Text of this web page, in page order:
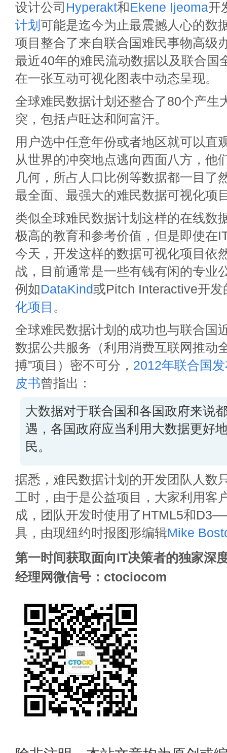
设计公司 Hyperakt和Ekene Ijeoma开
计划 可能是迄今为止最震撼人心的数
项目整合了来自联合国难民事物高级
最近40年的难民流动数据以及联合国
在一张互动可视化图表中动态呈现。
全球难民数据计划还整合了80个产生
突，包括卢旺达和阿富汗。
用户选中任意年份或者地区就可以直
从世界的冲突地点逃向西面八方，他
几何，所占人口比例等数据都一目了
最全面、最强大的难民数据可视化项
类似全球难民数据计划这样的在线数
极高的教育和参考价值，但是即使在
今天，开发这样的数据可视化项目依
战，目前通常是一些有钱有闲的专业
例如DataKind或Pitch Interactive开发
化项目 。
全球难民数据计划的成功也与联合国
数据公共服务（利用消费互联网推动
搏”项目）密不可分， 2012年联合国
皮书曾指出：
大数据对于联合国和各国政府来说
遇，各国政府应当利用大数据更好
民。
据悉，难民数据计划的开发团队人数
工时，由于是公益项目，大家利用客
成，团队开发时使用了HTML5和
具，由现纽约时报图形编辑Mike
第一时间获取面向IT决策者的独家深
经理网微信号：ctociocom